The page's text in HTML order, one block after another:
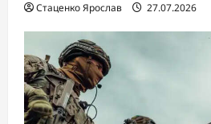
Стаценко Ярослав 27.07.2026